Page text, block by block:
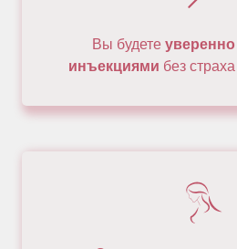
Вы будете
инъекциями без